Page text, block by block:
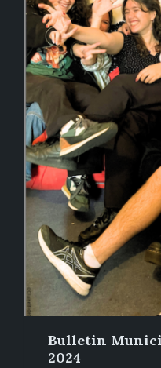
Bulletin
2024